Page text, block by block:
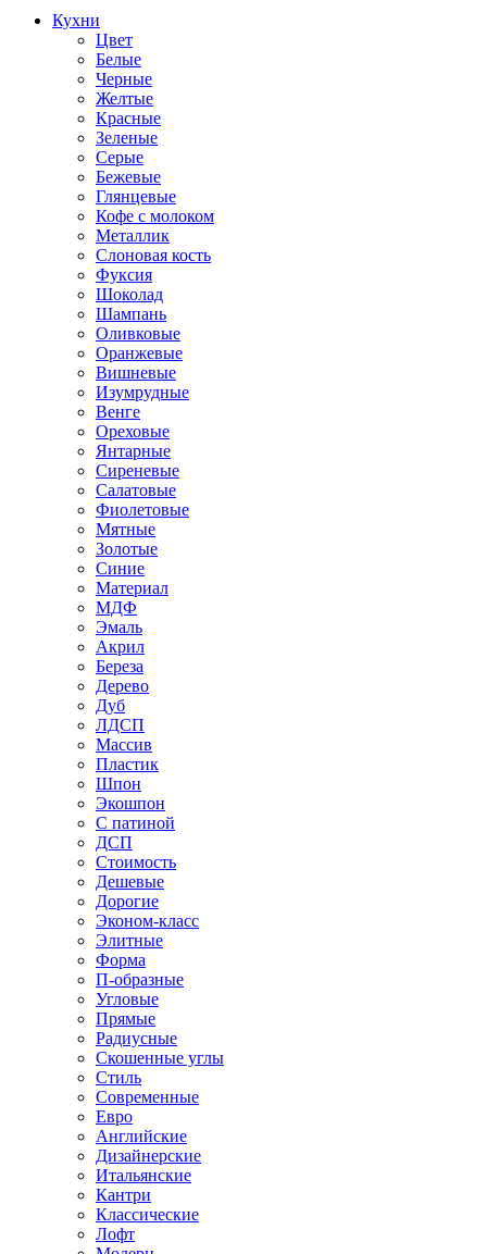
Кухни
Цвет
Белые
Черные
Желтые
Красные
Зеленые
Серые
Бежевые
Глянцевые
Кофе с молоком
Металлик
Слоновая кость
Фуксия
Шоколад
Шампань
Оливковые
Оранжевые
Вишневые
Изумрудные
Венге
Ореховые
Янтарные
Сиреневые
Салатовые
Фиолетовые
Мятные
Золотые
Синие
Материал
МДФ
Эмаль
Акрил
Береза
Дерево
Дуб
ЛДСП
Массив
Пластик
Шпон
Экошпон
С патиной
ДСП
Стоимость
Дешевые
Дорогие
Эконом-класс
Элитные
Форма
П-образные
Угловые
Прямые
Радиусные
Скошенные углы
Стиль
Современные
Евро
Английские
Дизайнерские
Итальянские
Кантри
Классические
Лофт